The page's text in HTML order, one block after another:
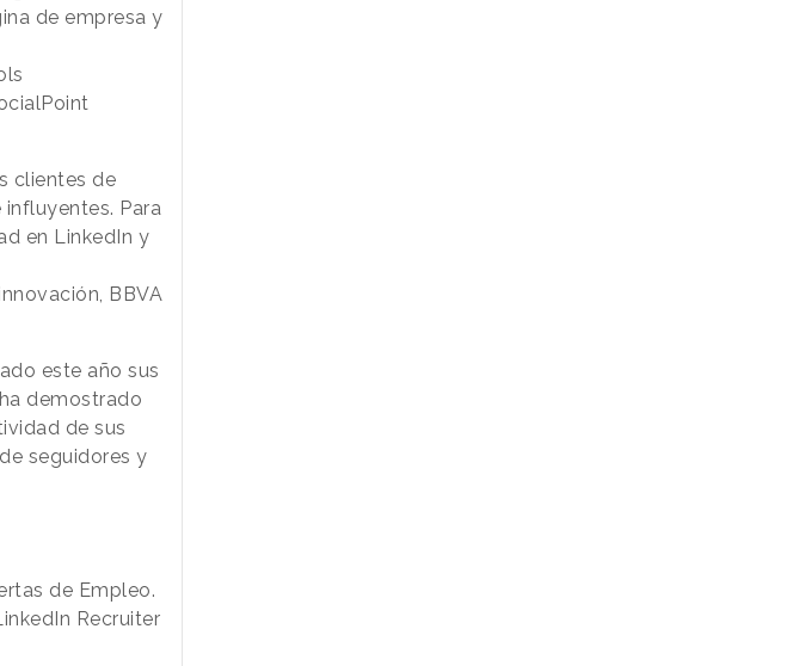
de empresa y
clientes de
Para
en LinkedIn y
BBVA
este año sus
demostrado
de sus
seguidores y
de Empleo.
Recruiter